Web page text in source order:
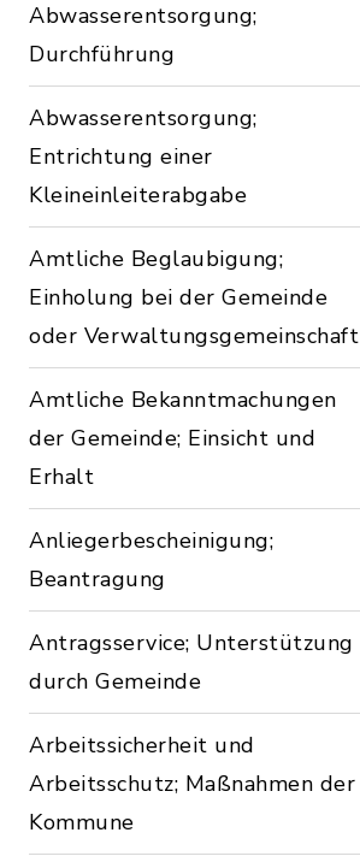
Abwasserentsorgung;
Durchführung
Abwasserentsorgung;
Entrichtung einer
Kleineinleiterabgabe
Amtliche Beglaubigung;
Einholung bei der Gemeinde
oder Verwaltungsgemeinschaft
Amtliche Bekanntmachungen
der Gemeinde; Einsicht und
Erhalt
Anliegerbescheinigung;
Beantragung
Antragsservice; Unterstützung
durch Gemeinde
Arbeitssicherheit und
Arbeitsschutz; Maßnahmen der
Kommune